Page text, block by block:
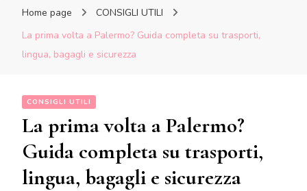
Home page
CONSIGLI UTILI
La prima volta a Palermo? Guida completa su trasporti,
lingua, bagagli e sicurezza
CONSIGLI UTILI
La prima volta a Palermo?
Guida completa su trasporti,
lingua, bagagli e sicurezza